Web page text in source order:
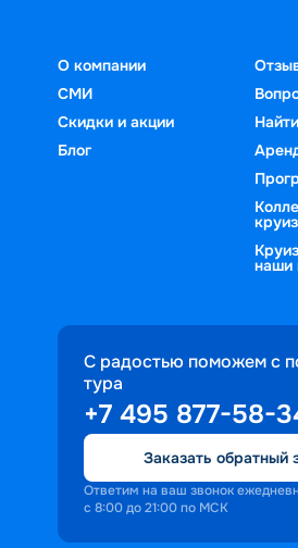
О компании
СМИ
Скидки и акции
Блог
наши
С радостью поможем с
тура
+7 495 877-58-
Заказать обратный
Ответим на ваш звонок
с 8:00 до 21:00 по МСК